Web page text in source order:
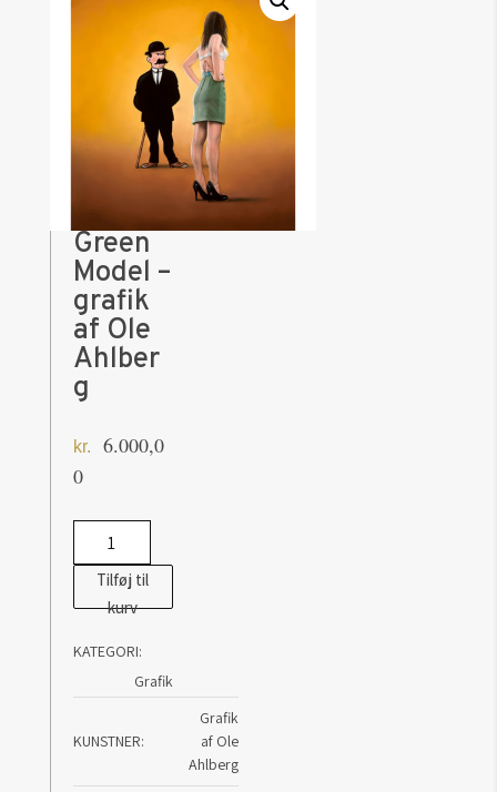
Green
Model –
grafik
af Ole
Ahlber
g
kr.
6.000,0
0
Green
Model
af
antal
Tilføj til
kurv
KATEGORI:
Grafik
KUNSTNER
Grafik
af Ole
Ahlberg